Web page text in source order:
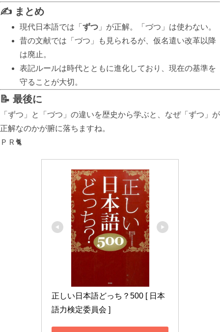
✍ まとめ
現代日本語では「 ずつ 」が正解。「づつ」は使わない。
昔の文献では「づつ」も見られるが、仮名遣い改革以降
は廃止。
表記ルールは時代とともに進化しており、現在の基準を
守ることが大切。
📝 最後に
「ずつ」と「づつ」の違いを歴史から学ぶと、なぜ「ずつ」が
正解なのかが腑に落ちますね。
ＰＲ🐈
正しい日本語どっち？500 [ 日本
語力検定委員会 ]